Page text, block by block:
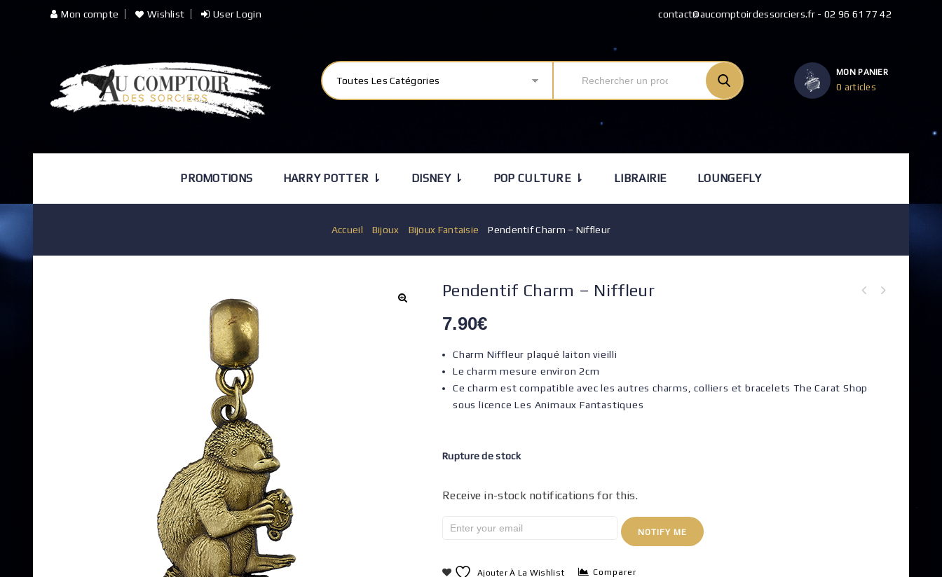
Mon compte Wishlist User Login contact@aucomptoirdessorciers.fr - 02 96 61 77 42
Toutes Les Catégories
MON PANIER
0 articles
PROMOTIONS HARRY POTTER ⇂ DISNEY ⇂ POP CULTURE ⇂ LIBRAIRIE LOUNGEFLY
Accueil Bijoux Bijoux Fantaisie /Pendentif Charm – Niffleur
Pendentif Charm – Niffleur
7.90€
Charm Niffleur plaqué laiton vieilli
Le charm mesure environ 2cm
Ce charm est compatible avec les autres charms, colliers et bracelets The Carat Shop
sous licence Les Animaux Fantastiques
Rupture de stock
Receive in-stock notifications for this.
NOTIFY ME
Ajouter À La Wishlist Comparer